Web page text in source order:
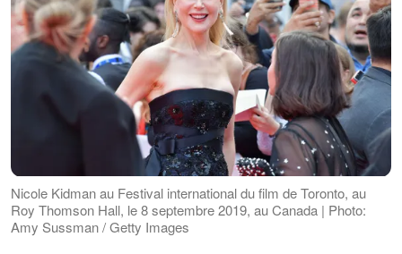
Nicole Kidman au Festival international du film de Toronto, au
Roy Thomson Hall, le 8 septembre 2019, au Canada | Photo:
Amy Sussman / Getty Images